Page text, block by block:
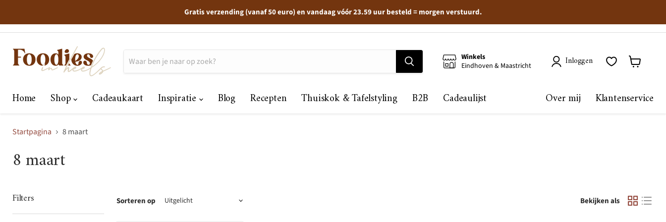
Gratis verzending (vanaf 50 euro) en vandaag vóór 23.59 uur besteld = morgen verstuurd.
Winkels
Eindhoven & Maastricht
Inloggen
Home Shop Cadeaukaart Inspiratie Blog Recepten Thuiskok & Tafelstyling B2B Cadeaulijst Over mij Klantenservice
Startpagina 8 maart
8 maart
Filters Sorteren op Bekijken als